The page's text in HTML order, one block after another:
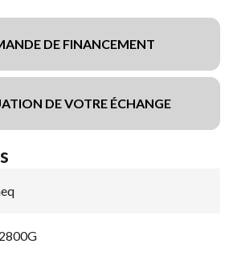
DE FINANCEMENT
DE VOTRE ÉCHANGE